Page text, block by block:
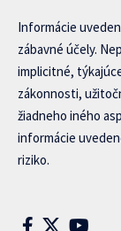
Informácie
zábavné účely.
implicitné,
zákonnosti,
žiadneho iného
informácie
riziko.